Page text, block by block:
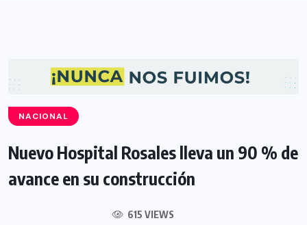
NACIONAL
Nuevo Hospital Rosales lleva un 90 % de
avance en su construcción
615 VIEWS